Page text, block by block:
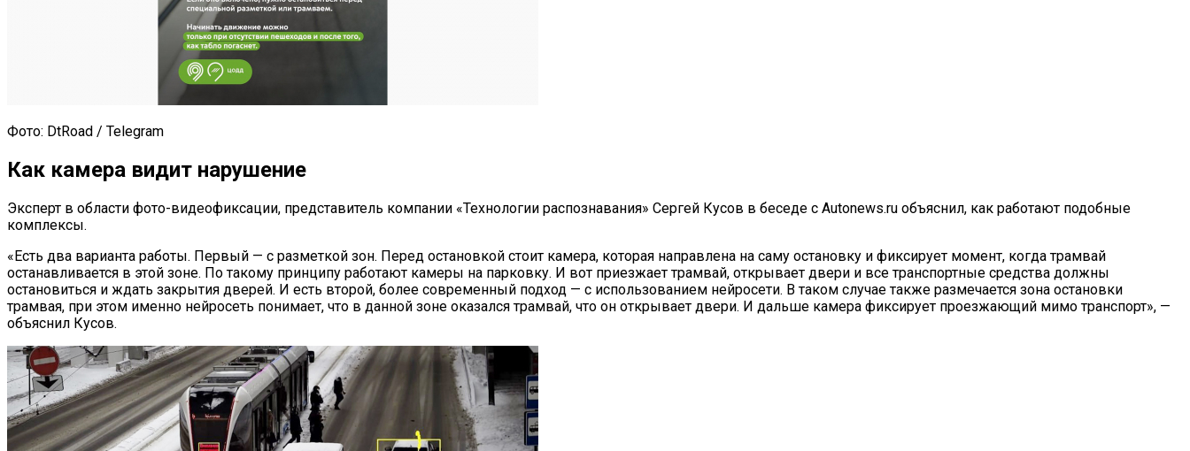
Фото: DtRoad / Telegram
Как камера видит нарушение
Эксперт в области фото-видеофиксации, представитель компании «Технологии распознавания» Сергей Кусов в беседе с Autonews.ru объяснил, как работают подобные
комплексы.
«Есть два варианта работы. Первый — с разметкой зон. Перед остановкой стоит камера, которая направлена на саму остановку и фиксирует момент, когда трамвай
останавливается в этой зоне. По такому принципу работают камеры на парковку. И вот приезжает трамвай, открывает двери и все транспортные средства должны
остановиться и ждать закрытия дверей. И есть второй, более современный подход — с использованием нейросети. В таком случае также размечается зона остановки
трамвая, при этом именно нейросеть понимает, что в данной зоне оказался трамвай, что он открывает двери. И дальше камера фиксирует проезжающий мимо транспорт», —
объяснил Кусов.